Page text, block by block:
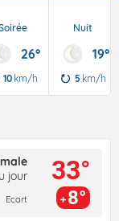
26°
10 km/h
Nuit
19°
5 km/h
jour
Ecart
33°
8°